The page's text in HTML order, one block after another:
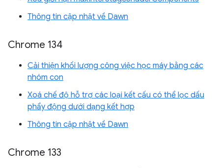
Thông tin cập nhật về Dawn
Chrome 134
Cải thiện khối lượng công việc học máy bằng các
nhóm con
Xoá chế độ hỗ trợ các loại kết cấu có thể lọc dấu
phẩy động dưới dạng kết hợp
Thông tin cập nhật về Dawn
Chrome 133